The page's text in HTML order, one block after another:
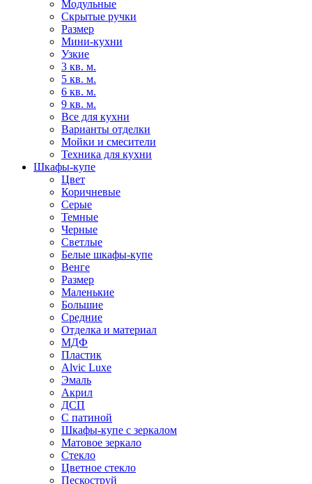
Модульные
Скрытые ручки
Размер
Мини-кухни
Узкие
3 кв. м.
5 кв. м.
6 кв. м.
9 кв. м.
Все для кухни
Варианты отделки
Мойки и смесители
Техника для кухни
Шкафы-купе
Цвет
Коричневые
Серые
Темные
Черные
Светлые
Белые шкафы-купе
Венге
Размер
Маленькие
Большие
Средние
Отделка и материал
МДФ
Пластик
Alvic Luxe
Эмаль
Акрил
ДСП
С патиной
Шкафы-купе с зеркалом
Матовое зеркало
Стекло
Цветное стекло
Пескоструй